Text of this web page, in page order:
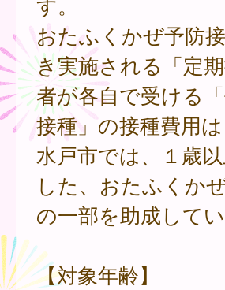
おたふくかぜ予防
き実施される「定
者が各自で受ける
接種」の接種費用
水戸市では、１歳
した、おたふくか
の一部を助成してい
【対象年齢】